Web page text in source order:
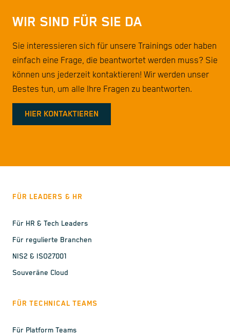
WIR SIND FÜR SIE DA
Sie interessieren sich für unsere Trainings oder haben
einfach eine Frage, die beantwortet werden muss? Sie
können uns jederzeit kontaktieren! Wir werden unser
Bestes tun, um alle Ihre Fragen zu beantworten.
HIER KONTAKTIEREN
FÜR LEADERS & HR
Für HR & Tech Leaders
Für regulierte Branchen
NIS2 & ISO27001
Souveräne Cloud
FÜR TECHNICAL TEAMS
Für Platform Teams